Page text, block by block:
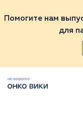
Помогите нам
для